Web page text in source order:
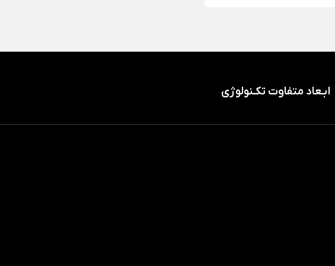
ابـعاد متفاوت تکـنولوژی